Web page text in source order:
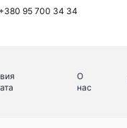
+380 95 700 34 34
О
нас